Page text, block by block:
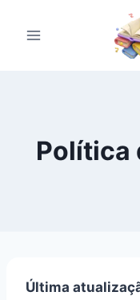
para
Política
Última